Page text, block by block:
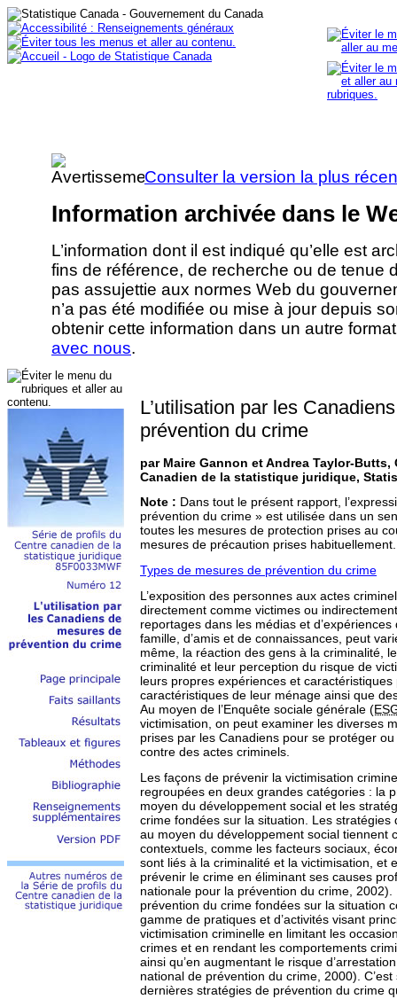
Consulter la version la plus
Information archivée dans le
L’information dont il est indiqué qu’elle est
fins de référence, de recherche ou de tenue
pas assujettie aux normes Web du
n’a pas été modifiée ou mise à jour depuis
obtenir cette information dans un autre
avec nous.
L’utilisation par les
prévention du crime
par Maire Gannon et Andrea Taylor-Butts,
Canadien de la statistique juridique,
Note : Dans tout le présent rapport,
prévention du crime » est utilisée dans un
toutes les mesures de protection prises au
mesures de précaution prises habituellement.
Types de mesures de prévention du crime
L’exposition des personnes aux actes
directement comme victimes ou
reportages dans les médias et
famille, d’amis et de connaissances, peut
même, la réaction des gens à la criminalité,
criminalité et leur perception du risque de
leurs propres expériences et
caractéristiques de leur ménage ainsi que
Au moyen de l’Enquête sociale générale
victimisation, on peut examiner les diverses
prises par les Canadiens pour se protéger
contre des actes criminels.
Les façons de prévenir la victimisation
regroupées en deux grandes catégories : la
moyen du développement social et les
crime fondées sur la situation. Les stratégies
au moyen du développement social tiennent
contextuels, comme les facteurs sociaux,
sont liés à la criminalité et la victimisation, et
prévenir le crime en éliminant ses causes
nationale pour la prévention du crime, 2002).
prévention du crime fondées sur la situation
gamme de pratiques et d’activités visant
victimisation criminelle en limitant les
crimes et en rendant les comportements
ainsi qu’en augmentant le risque
national de prévention du crime, 2000).
dernières stratégies de prévention du crime